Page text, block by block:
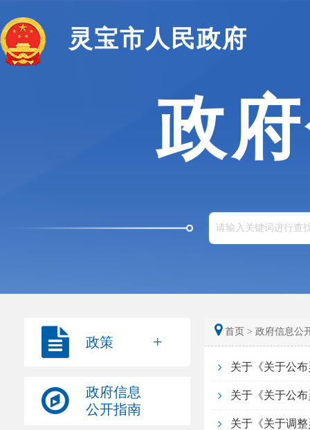
灵宝市人民政府
政
政策
政府信息
公开指南
首页 > 政府信息公
关于《关于公
关于《关于公
关于《关于调